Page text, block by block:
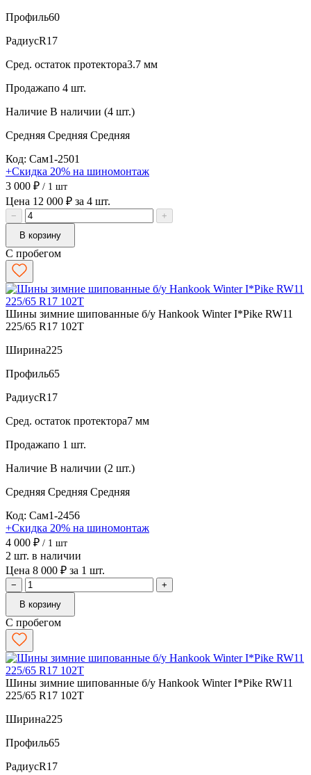
Профиль60
РадиусR17
Сред. остаток протектора3.7 мм
Продажапо 4 шт.
Наличие В наличии (4 шт.)
Средняя Средняя Средняя
Код: Сам1-2501
+Скидка 20% на шиномонтаж
3 000 ₽ / 1 шт
Цена 12 000 ₽ за 4 шт.
−
+
В корзину
С пробегом
Шины зимние шипованные б/у Hankook Winter I*Pike RW11
225/65 R17 102T
Ширина225
Профиль65
РадиусR17
Сред. остаток протектора7 мм
Продажапо 1 шт.
Наличие В наличии (2 шт.)
Средняя Средняя Средняя
Код: Сам1-2456
+Скидка 20% на шиномонтаж
4 000 ₽ / 1 шт
2 шт. в наличии
Цена 8 000 ₽ за 1 шт.
−
+
В корзину
С пробегом
Шины зимние шипованные б/у Hankook Winter I*Pike RW11
225/65 R17 102T
Ширина225
Профиль65
РадиусR17